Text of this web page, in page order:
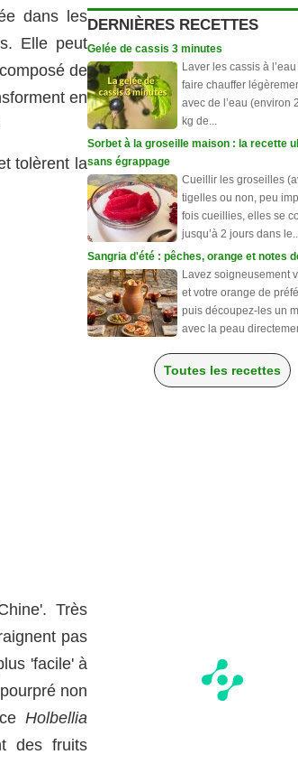
dans les
Elle peut
de
en
tolèrent la
Très
pas
'facile' à
non
Holbellia
des fruits
DERNIÈRES RECETTES
Gelée de cassis 3 minutes
Laver les cassis à
faire chauffer
avec de l’eau (environ
kg de...
Sorbet à la groseille maison : la recette
sans égrappage
Cueillir les groseilles
tigelles ou non, peu
fois cueillies, elles se
jusqu’à 2 jours dans
Sangria d'été : pêches, orange et notes
Lavez soigneusement
et votre orange de
puis découpez-les un
avec la peau
Toutes les recettes